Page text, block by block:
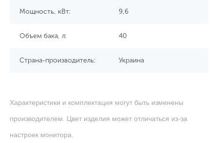
Мощность, кВт: 9,6
Объем бака, л: 40
Страна-производитель: Украина
Характеристики и комплектация могут быть изменены
производителем. Цвет изделия может отличаться из-за
настроек монитора.